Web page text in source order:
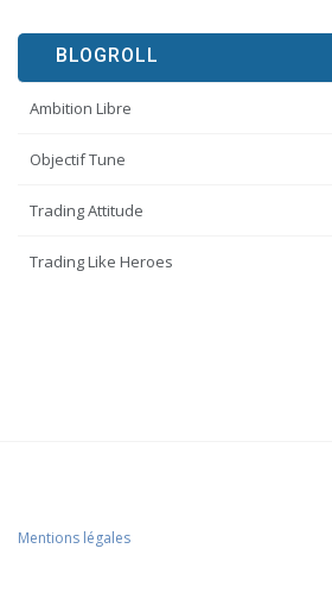
BLOGROLL
Ambition Libre
Objectif Tune
Trading Attitude
Trading Like Heroes
Mentions légales